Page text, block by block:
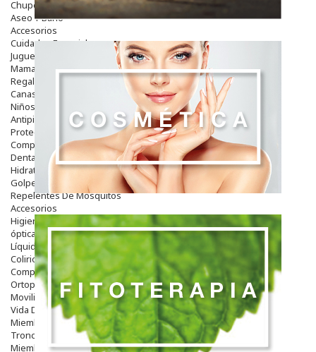
Chupetes Y Mordedores
Aseo Y Baño
Accesorios
Cuidados Especiales
Juguetes
Mama
Regalos
Canastilla
Niños
Antipiojos
Protección Solar
Complementos Alimentarios
Dentales
Hidratantes
Golpes Y Hematomas
Repelentes De Mosquitos
Accesorios
Higiene
óptica
Líquidos Lentillas
Colirios
Complementos Alimentarios.
Ortopedia - Accesorios
Movilidad
Vida Diaria
Miembro Superior
Tronco
Miembro Inferior